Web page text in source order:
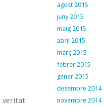
veritat
agost 2015
juny 2015
maig 2015
abril 2015
març 2015
febrer 2015
gener 2015
desembre 2014
novembre 2014